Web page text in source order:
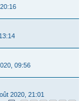
09:56
2020, 21:01